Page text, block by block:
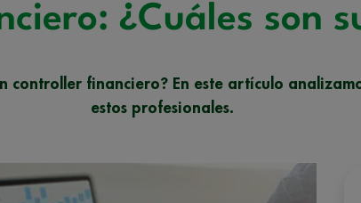
¿Cuáles son
controller financiero? En este artículo
estos profesionales.